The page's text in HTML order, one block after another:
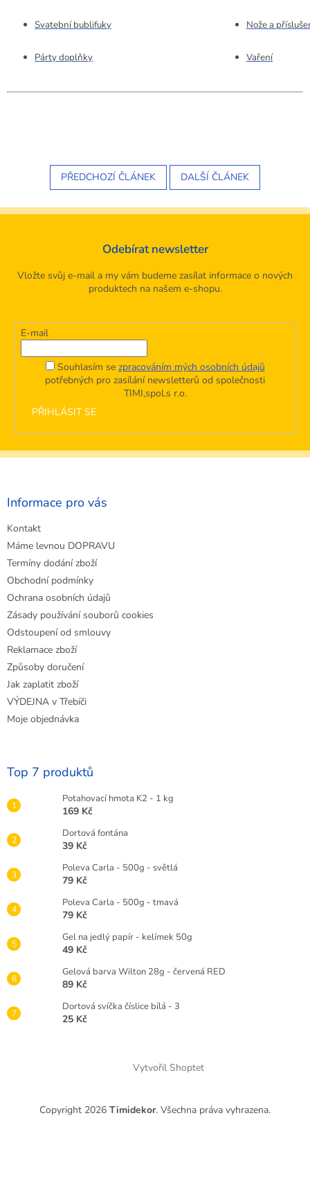
Svatební bublifuky Nože a
Párty doplňky Vaření
PŘEDCHOZÍ ČLÁNEK DALŠÍ ČLÁNEK
Odebírat newsletter
Vložte svůj e-mail a my vám budeme zasílat informace o nových
produktech na našem e-shopu.
E-mail
Souhlasím se zpracováním mých osobních údajů
potřebných pro zasílání newsletterů od společnosti
TIMI,spol.s r.o.
PŘIHLÁSIT SE
Z
Informace pro vás
Kontakt
Máme levnou DOPRAVU
Termíny dodání zboží
Obchodní podmínky
Ochrana osobních údajů
Zásady používání souborů cookies
Odstoupení od smlouvy
Reklamace zboží
Způsoby doručení
Jak zaplatit zboží
VÝDEJNA v Třebíči
Moje objednávka
Top 7 produktů
Potahovací hmota K2 - 1 kg
169 Kč
Dortová fontána
39 Kč
Poleva Carla - 500g - světlá
79 Kč
Poleva Carla - 500g - tmavá
79 Kč
Gel na jedlý papír - kelímek 50g
49 Kč
Gelová barva Wilton 28g - červená RED
89 Kč
Dortová svíčka číslice bílá - 3
25 Kč
Vytvořil Shoptet
Copyright 2026 Timidekor. Všechna práva vyhrazena.